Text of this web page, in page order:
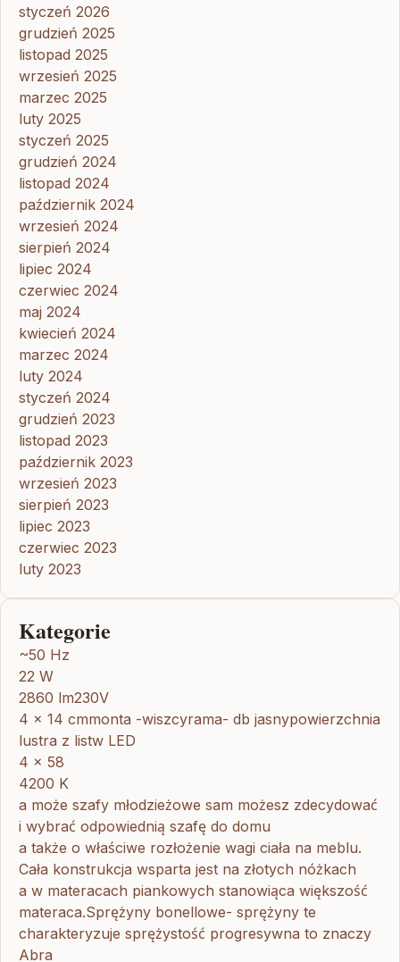
styczeń 2026
grudzień 2025
listopad 2025
wrzesień 2025
marzec 2025
luty 2025
styczeń 2025
grudzień 2024
listopad 2024
październik 2024
wrzesień 2024
sierpień 2024
lipiec 2024
czerwiec 2024
maj 2024
kwiecień 2024
marzec 2024
luty 2024
styczeń 2024
grudzień 2023
listopad 2023
październik 2023
wrzesień 2023
sierpień 2023
lipiec 2023
czerwiec 2023
luty 2023
Kategorie
~50 Hz
22 W
2860 lm230V
4 x 14 cmmonta -wiszcyrama- db jasnypowierzchnia
lustra z listw LED
4 x 58
4200 K
a może szafy młodzieżowe sam możesz zdecydować
i wybrać odpowiednią szafę do domu
a także o właściwe rozłożenie wagi ciała na meblu.
Cała konstrukcja wsparta jest na złotych nóżkach
a w materacach piankowych stanowiąca większość
materaca.Sprężyny bonellowe- sprężyny te
charakteryzuje sprężystość progresywna to znaczy
Abra